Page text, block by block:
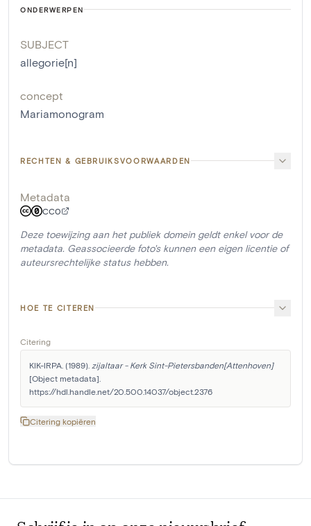
ONDERWERPEN
SUBJECT
allegorie[n]
concept
Mariamonogram
RECHTEN & GEBRUIKSVOORWAARDEN
Metadata
CC0
Deze toewijzing aan het publiek domein geldt enkel voor de
metadata. Geassocieerde foto's kunnen een eigen licentie of
auteursrechtelijke status hebben.
HOE TE CITEREN
Citering
KIK-IRPA. (1989). zijaltaar - Kerk Sint-Pietersbanden[Attenhoven]
[Object metadata].
https://hdl.handle.net/20.500.14037/object.2376
Citering kopiëren